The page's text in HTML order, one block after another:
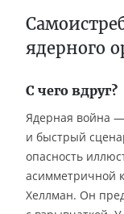
ядерного
С чего вдруг?
Ядерная война
и быстрый
опасность
асимметричной
Хеллман. Он